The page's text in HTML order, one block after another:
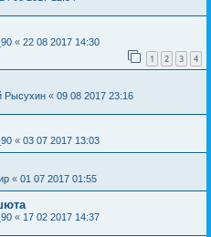
« 22 08 2017 14:30
1 2 3 4
Рысухин « 09 08 2017 23:16
« 03 07 2017 13:03
« 01 07 2017 01:55
« 17 02 2017 14:37